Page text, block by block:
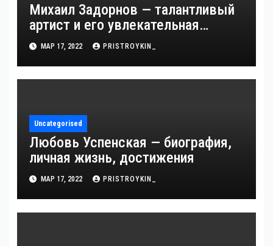
Михаил Задорнов — талантливый
артист и его увлекательная
биография — выдающиеся
достижения, известность и
интересные факты из личной
МАР 17, 2022 PRISTROYKIN_
Uncategorised
Любовь Успенская — биография,
личная жизнь, достижения
МАР 17, 2022 PRISTROYKIN_